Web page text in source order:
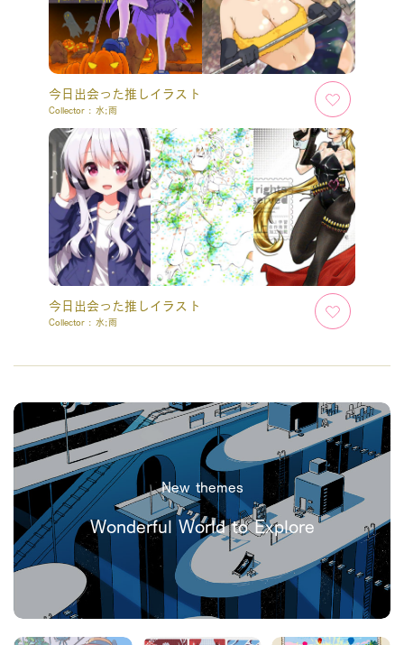
今日出会った推しイラスト
Collector : 水;雨
今日出会った推しイラスト
Collector : 水;雨
New themes
Wonderful World to Explore